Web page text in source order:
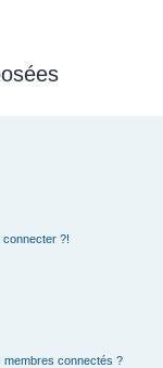
?!
membres connectés ?